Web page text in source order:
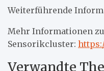
Weiterführende
Mehr Informationen
Sensorikcluster:
Verwandte